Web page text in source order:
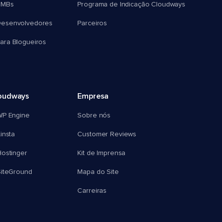
Blogueiros
Programa de Indicação Cloudways
Parceiros
Engine
Empresa
Sobre nós
Customer Reviews
Kit de Imprensa
Mapa do Site
Carreiras